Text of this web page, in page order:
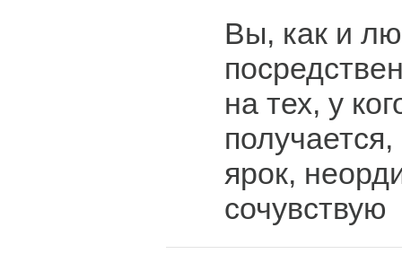
Вы, как и
на тех, у
ярок,
сочувствую